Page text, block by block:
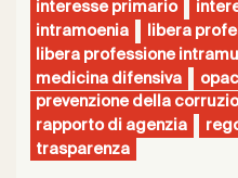
interesse primario
intramoenia
libera
libera professione
medicina difensiva
prevenzione della
rapporto di agenzia
trasparenza